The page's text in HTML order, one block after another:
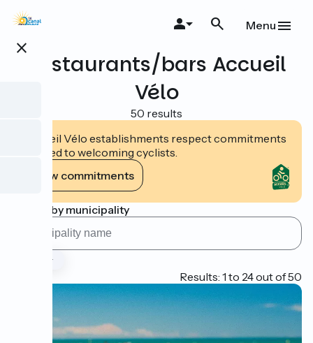
Skip
content
close
Menu
Restaurants/bars Accueil
Vélo
50 results
Accueil Vélo establishments respect commitments
tailored to welcoming cyclists.
View commitments
Search by municipality
Results: 1 to 24 out of 50